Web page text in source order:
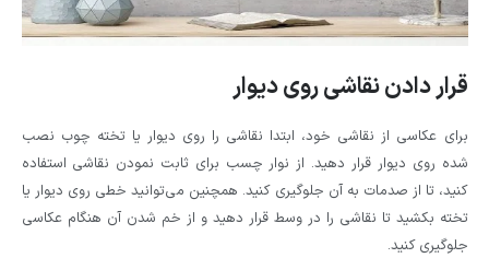
قرار دادن نقاشی روی دیوار
برای عکاسی از نقاشی خود، ابتدا نقاشی را روی دیوار یا تخته چوب نصب
شده روی دیوار قرار دهید. از نوار چسب برای ثابت نمودن نقاشی استفاده
کنید، تا از صدمات به آن جلوگیری کنید. همچنین می‌توانید خطی روی دیوار یا
تخته بکشید تا نقاشی را در وسط قرار دهید و از خم شدن آن هنگام عکاسی
جلوگیری کنید.